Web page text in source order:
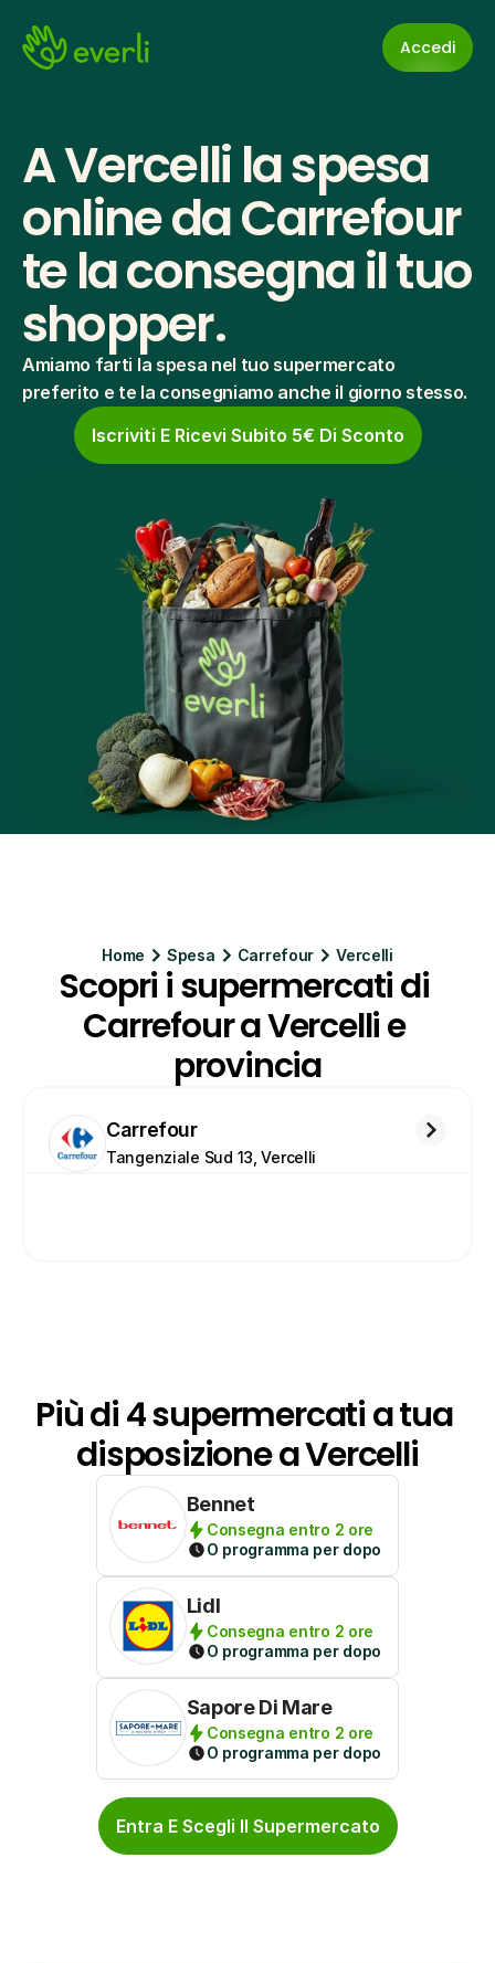
Accedi
A Vercelli la spesa
online da Carrefour
te la consegna il tuo
shopper.
Amiamo farti la spesa nel tuo supermercato
preferito e te la consegniamo anche il giorno stesso.
Iscriviti E Ricevi Subito 5€ Di Sconto
Home Spesa Carrefour Vercelli
Scopri i supermercati di
Carrefour a Vercelli e
provincia
Carrefour
Tangenziale Sud 13, Vercelli
Più di 4 supermercati a tua
disposizione a Vercelli
Bennet
Consegna entro 2 ore
O programma per dopo
Lidl
Consegna entro 2 ore
O programma per dopo
Sapore Di Mare
Consegna entro 2 ore
O programma per dopo
Entra E Scegli Il Supermercato